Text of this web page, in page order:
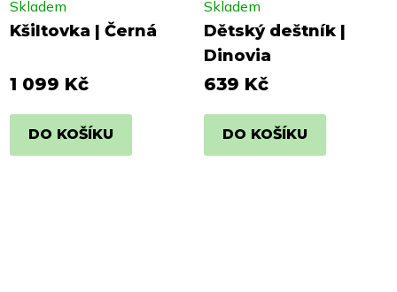
Kšiltovka | Černá
Skladem
1 099 Kč
DO KOŠÍKU
Dětský deštník |
Dinovia
Skladem
639 Kč
DO KOŠÍKU